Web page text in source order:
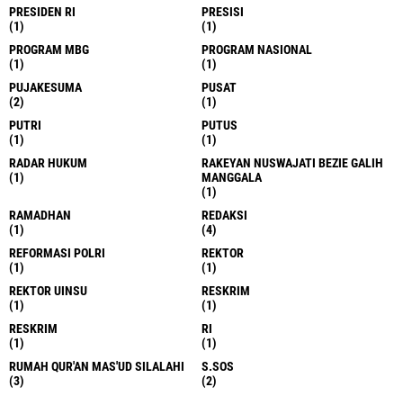
PRESIDEN RI
(1)
PRESISI
(1)
PROGRAM MBG
(1)
PROGRAM NASIONAL
(1)
PUJAKESUMA
(2)
PUSAT
(1)
PUTRI
(1)
PUTUS
(1)
RADAR HUKUM
(1)
RAKEYAN NUSWAJATI BEZIE GALIH
MANGGALA
(1)
RAMADHAN
(1)
REDAKSI
(4)
REFORMASI POLRI
(1)
REKTOR
(1)
REKTOR UINSU
(1)
RESKRIM
(1)
RESKRIM
(1)
RI
(1)
RUMAH QUR'AN MAS'UD SILALAHI
(3)
S.SOS
(2)